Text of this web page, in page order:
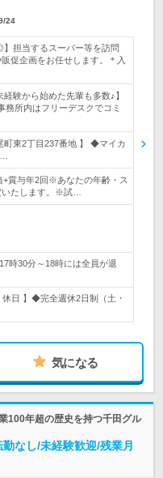
24
】担当するスーパー等を訪問
促企画をお任せします。＊入
験から始めた先輩も多数♪】
所内はフリーデスクでコミ
町東2丁目237番地 】 ◆マイカ
+賞与年2回※あなたの年齢・ス
いたします。※試…
時30分～18時には全員が退
日 】◆完全週休2日制（土・
気になる
100年超の歴史を持つ千田グル
なし/未経験歓迎/残業月